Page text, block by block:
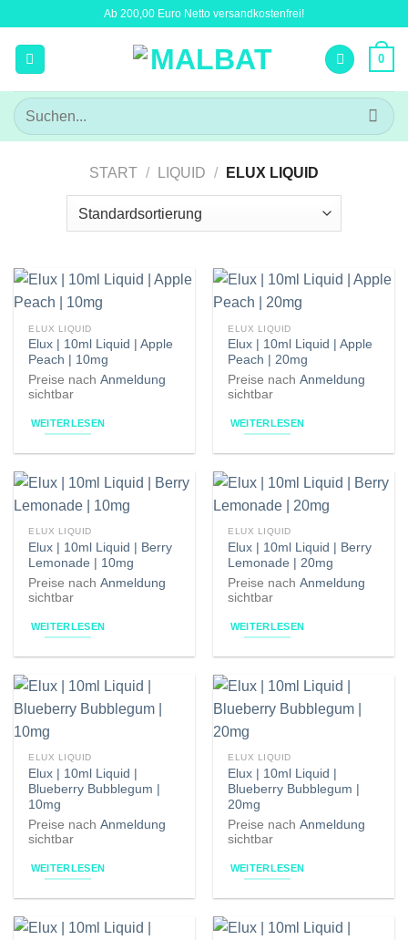
springen
Ab 200,00 Euro Netto versandkostenfrei!
0
Suchen
nach:
START / LIQUID / ELUX LIQUID
ELUX LIQUID
Elux | 10ml Liquid | Apple
Peach | 10mg
Preise nachAnmeldung
sichtbar
WEITERLESEN
ELUX LIQUID
Elux | 10ml Liquid | Apple
Peach | 20mg
Preise nachAnmeldung
sichtbar
WEITERLESEN
ELUX LIQUID
Elux | 10ml Liquid | Berry
Lemonade | 10mg
Preise nachAnmeldung
sichtbar
WEITERLESEN
ELUX LIQUID
Elux | 10ml Liquid | Berry
Lemonade | 20mg
Preise nachAnmeldung
sichtbar
WEITERLESEN
ELUX LIQUID
Elux | 10ml Liquid |
Blueberry Bubblegum |
10mg
Preise nachAnmeldung
sichtbar
WEITERLESEN
ELUX LIQUID
Elux | 10ml Liquid |
Blueberry Bubblegum |
20mg
Preise nachAnmeldung
sichtbar
WEITERLESEN